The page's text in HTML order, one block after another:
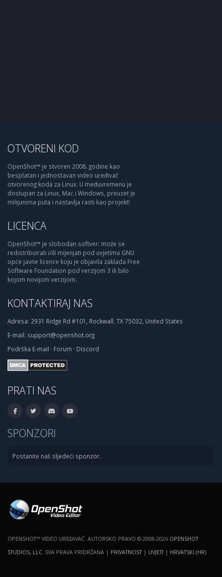
OTVORENI KOD
OpenShot™ je stvoren 2008. godine kao
besplatan i jednostavan video uređivač
otvorenog koda za Linux. U međuvremenu je
dostupan za Linux, Mac i Windows, preuzet je
milijunima puta i nastavlja rasti kao projekt!
LICENCA
OpenShot™ je slobodan softver: može se
redistribuirati i/ili mijenjati pod uvjetima GNU
opće javne licence koju je objavila zaklada Free
Software Foundation pod verzijom 3 ili bilo
kojom novijom verzijom.
KONTAKTIRAJ NAS
Adresa: 2931 Ridge Rd #101, Rockwall, TX 75032, United States
E-mail: support@openshot.org
Podrška E-mail · Forum · Discord
PRATI NAS
SPONZORI
Postanite naš sljedeći sponzor.
OPENSHOT™ VIDEO UREĐIVAČ. AUTORSKO PRAVO © 2008-2026 OPENSHOT
STUDIOS, LLC . SVA PRAVA PRIDRŽANA | PRIVATNOST| UVJETI | HRVATSKI (HR)